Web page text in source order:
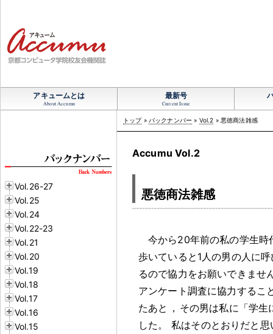
アキュームとは
About Accumu
最新号
Current Issue
Vol.26-27
Vol.25
Vol.24
Vol.22-23
Vol.21
Vol.20
Vol.19
Vol.18
Vol.17
Vol.16
Vol.15
トップ» バックナンバー » Vol.2 » 悪徳商法雑感
Accumu Vol.2
悪徳商法雑感
今から20年前の私の学生時
歩いていると1人の男の人に
るので協力をお願いできませ
アンケート調査に協力するこ
たあと ， その男は私に「学生
した 。
私はそのとおりだと